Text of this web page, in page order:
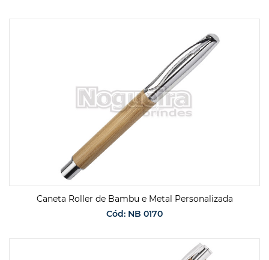
Caneta Roller de Bambu e Metal Personalizada
Cód: NB 0170